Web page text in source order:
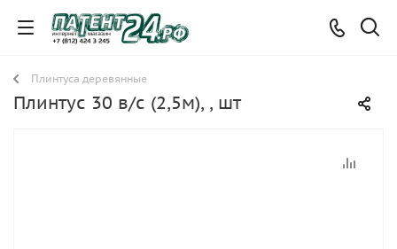
Плинтуса деревянные
Плинтус 30 в/с (2,5м), , шт